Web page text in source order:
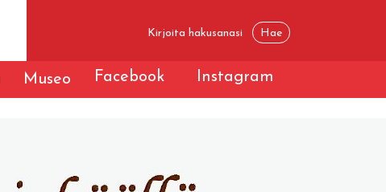
Museo Facebook Instagram